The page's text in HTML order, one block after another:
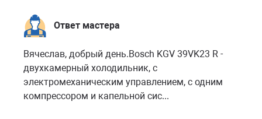
Ответ мастера
Вячеслав, добрый день.Bosch KGV 39VK23 R -
двухкамерный холодильник, с
электромеханическим управлением, с одним
компрессором и капельной сис...